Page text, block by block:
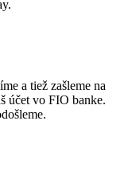
a tiež zašleme na
účet vo FIO banke.